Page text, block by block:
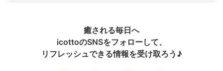
癒される毎日へ
icottoのSNSをフォローして、
リフレッシュできる情報を受け取ろう♪